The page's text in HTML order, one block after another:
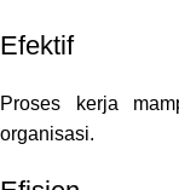
Efektif
Proses kerja
organisasi.